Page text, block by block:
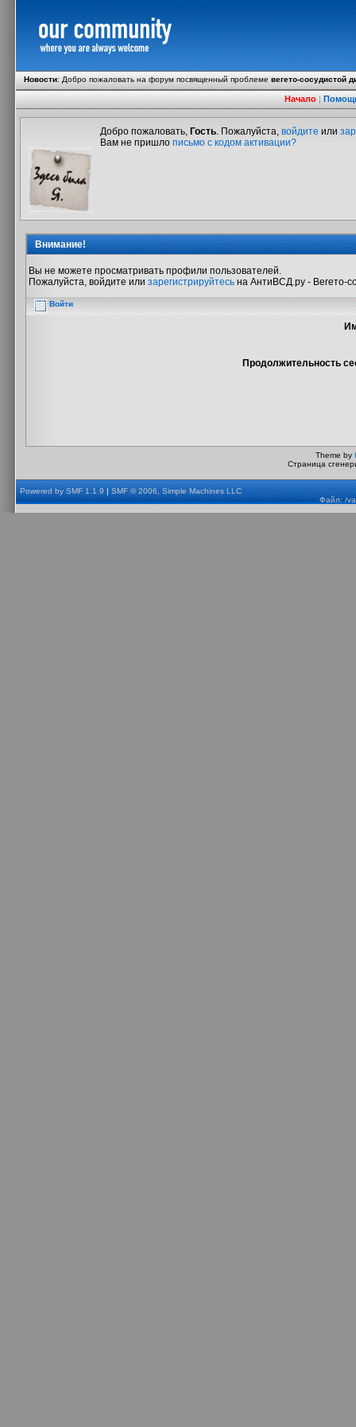
Новости:Добро пожаловать на форум посвященный проблемевегето-сосудистой
Начало|
Добро пожаловать, Гость. Пожалуйста, войдите или
Вам не пришло письмо с кодом активации?
Внимание!
Вы не можете просматривать профили пользователей.
Пожалуйста, войдите или зарегистрируйтесь на АнтиВСД.ру - Вегето-
Войти
Продолжительность
Theme by
Страница
Powered by SMF 1.1.9|SMF © 2006, Simple Machines LLC
Файл: /